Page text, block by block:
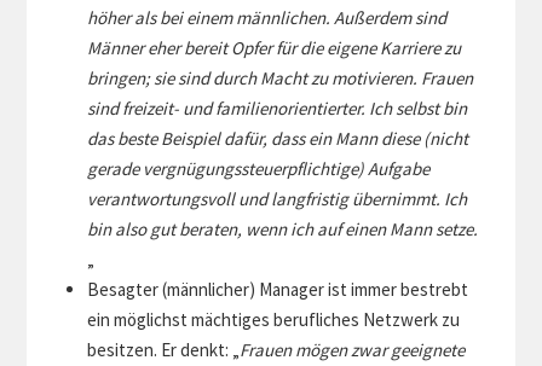
höher als bei einem männlichen. Außerdem sind
Männer eher bereit Opfer für die eigene Karriere zu
bringen; sie sind durch Macht zu motivieren. Frauen
sind freizeit- und familienorientierter. Ich selbst bin
das beste Beispiel dafür, dass ein Mann diese (nicht
gerade vergnügungssteuerpflichtige) Aufgabe
verantwortungsvoll und langfristig übernimmt. Ich
bin also gut beraten, wenn ich auf einen Mann setze.
„
Besagter (männlicher) Manager ist immer bestrebt
ein möglichst mächtiges berufliches Netzwerk zu
besitzen. Er denkt: „Frauen mögen zwar geeignete